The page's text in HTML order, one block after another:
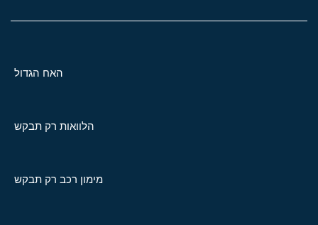
האח הגדול
הלוואות רק תבקש
מימון רכב רק תבקש